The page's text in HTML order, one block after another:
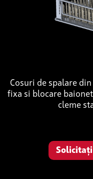
Cosuri de spalare
fixa si blocare
cleme
Solicitați